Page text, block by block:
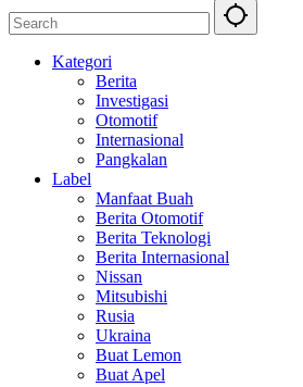
Kategori
Berita
Investigasi
Otomotif
Internasional
Pangkalan
Label
Manfaat Buah
Berita Otomotif
Berita Teknologi
Berita Internasional
Nissan
Mitsubishi
Rusia
Ukraina
Buat Lemon
Buat Apel